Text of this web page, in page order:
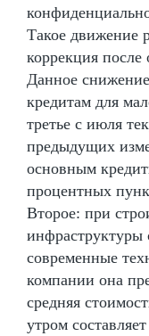
Такое движение
коррекция
Данное
кредитам для
третье с июля
предыдущих
основным
процентных
Второе: при
инфраструктуры
современные
компании она
средняя
утром